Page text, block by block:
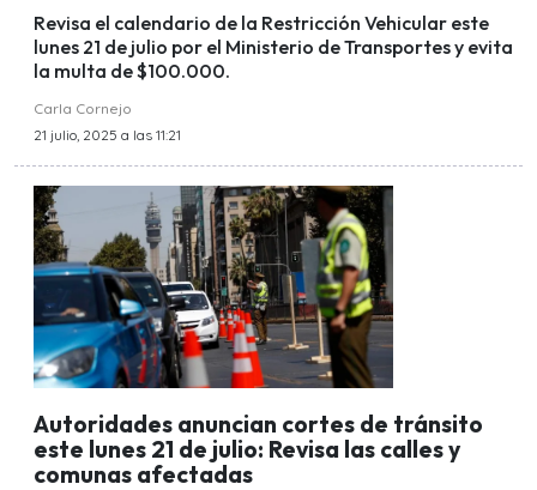
Revisa el calendario de la Restricción Vehicular este
lunes 21 de julio por el Ministerio de Transportes y evita
la multa de $100.000.
Carla Cornejo
21 julio, 2025 a las 11:21
Autoridades anuncian cortes de tránsito
este lunes 21 de julio: Revisa las calles y
comunas afectadas